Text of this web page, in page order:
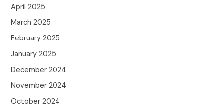
April 2025
March 2025
February 2025
January 2025
December 2024
November 2024
October 2024